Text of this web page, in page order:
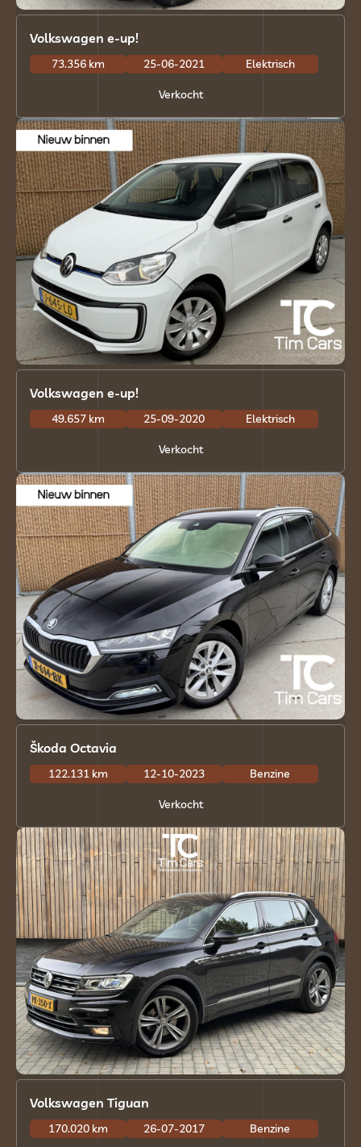
Volkswagen e-up!
73.356 km 25-06-2021 Elektrisch
Verkocht
Volkswagen e-up!
49.657 km 25-09-2020 Elektrisch
Verkocht
Škoda Octavia
122.131 km 12-10-2023 Benzine
Verkocht
Volkswagen Tiguan
170.020 km 26-07-2017 Benzine